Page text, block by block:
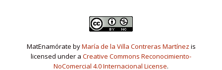
MatEnamórate byMaría de la Villa Contreras Martínez is
licensed under a Creative Commons Reconocimiento-
NoComercial 4.0 Internacional License.